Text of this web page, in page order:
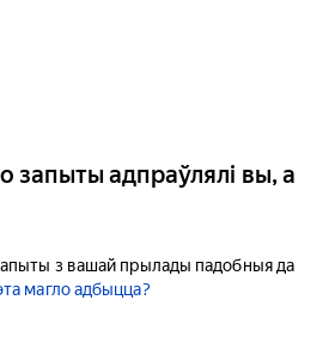
запыты адпраўлялі вы, а
з вашай прылады падобныя да
магло адбыцца?